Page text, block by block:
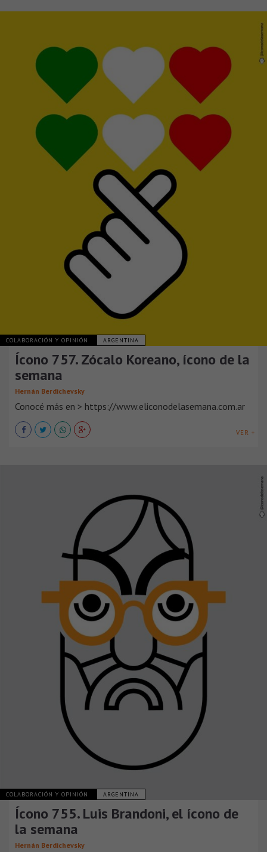
COLABORACIÓN Y OPINIÓN ARGENTINA
Ícono 757. Zócalo Koreano, ícono de la
semana
Hernán Berdichevsky
Conocé más en > https://www.eliconodelasemana.com.ar
VER +
COLABORACIÓN Y OPINIÓN ARGENTINA
Ícono 755. Luis Brandoni, el ícono de
la semana
Hernán Berdichevsky